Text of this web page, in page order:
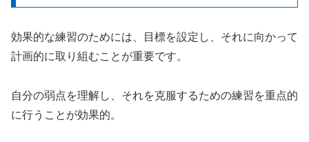
効果的な練習のためには、目標を設定し、それに向かって
計画的に取り組むことが重要です。
自分の弱点を理解し、それを克服するための練習を重点的
に行うことが効果的。